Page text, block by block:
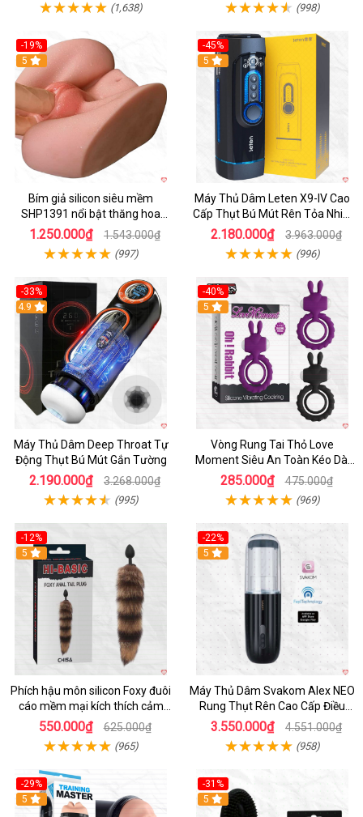
(1,638) (998)
-19%
Hot
5
Bím giả silicon siêu mềm
SHP1391 nổi bật thăng hoa
hoàn hảo
1.250.000₫ 1.543.000₫
(997)
-45%
Hot
5
Máy Thủ Dâm Leten X9-IV Cao
Cấp Thụt Bú Mút Rên Tỏa Nhiệt
Sạc Pin
2.180.000₫ 3.963.000₫
(996)
-33%
Hot
4.9
Máy Thủ Dâm Deep Throat Tự
Động Thụt Bú Mút Gắn Tường
2.190.000₫ 3.268.000₫
(995)
-40%
5
Vòng Rung Tai Thỏ Love
Moment Siêu An Toàn Kéo Dài
Thời Gian
285.000₫ 475.000₫
(969)
-12%
Hot
5
Phích hậu môn silicon Foxy đuôi
cáo mềm mại kích thích cảm
giác mới
550.000₫ 625.000₫
(965)
-22%
5
Máy Thủ Dâm Svakom Alex NEO
Rung Thụt Rên Cao Cấp Điều
Khiển App
3.550.000₫ 4.551.000₫
(958)
-29%
Hot
5
-31%
5